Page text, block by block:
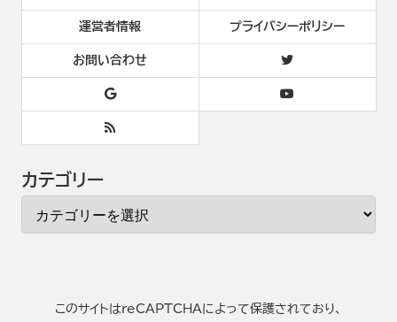
運営者情報 プライバシーポリシー
お問い合わせ
カテゴリー
このサイトはreCAPTCHAによって保護されており、